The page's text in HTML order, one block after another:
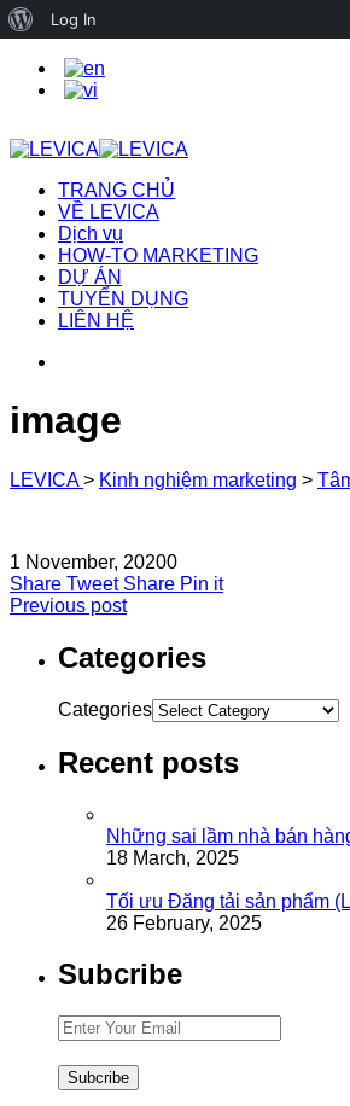
TRANG CHỦ
VỀ LEVICA
Dịch vụ
HOW-TO MARKETING
DỰ ÁN
TUYỂN DỤNG
LIÊN HỆ
image
LEVICA> Kinh nghiệm marketing >
1 November, 20200
Share Tweet Share Pin it
Previous post
Categories
Categories
Recent posts
Những sai lầm nhà bán
18 March, 2025
Tối ưu Đăng tải sản phẩm
26 February, 2025
Subcribe
About
WordPress
Log In